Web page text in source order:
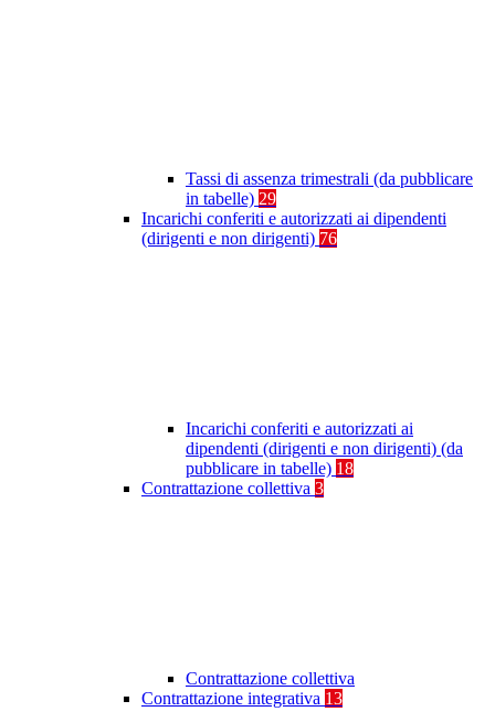
Tassi di assenza trimestrali (da pubblicare
in tabelle) 29
Incarichi conferiti e autorizzati ai dipendenti
(dirigenti e non dirigenti) 76
Incarichi conferiti e autorizzati ai
dipendenti (dirigenti e non dirigenti) (da
pubblicare in tabelle) 18
Contrattazione collettiva 3
Contrattazione collettiva
Contrattazione integrativa 13